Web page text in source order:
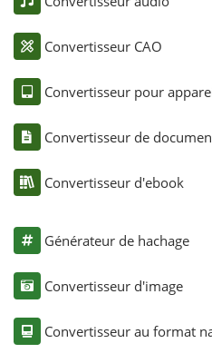
Convertisseur CAO
Convertisseur pour
Convertisseur de
Convertisseur d'ebook
Générateur de hachage
Convertisseur d'image
Convertisseur au format